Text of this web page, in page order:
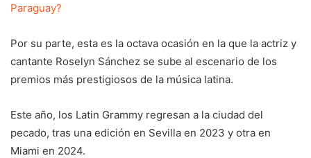
Paraguay?
Por su parte, esta es la octava ocasión en la que la actriz y
cantante Roselyn Sánchez se sube al escenario de los
premios más prestigiosos de la música latina.
Este año, los Latin Grammy regresan a la ciudad del
pecado, tras una edición en Sevilla en 2023 y otra en
Miami en 2024.